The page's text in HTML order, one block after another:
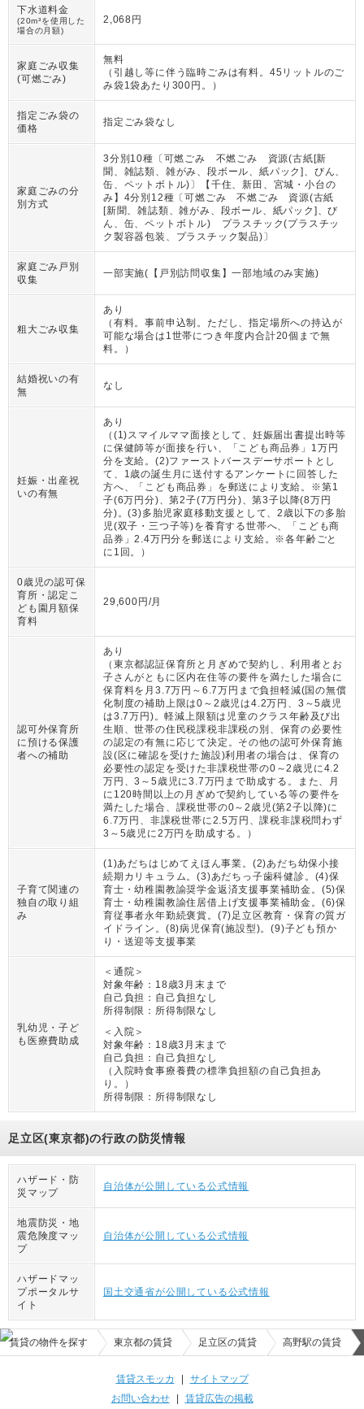
下水道料金
(20m³を使用した
場合の月額)
2,068円
家庭ごみ収集
(可燃ごみ)
無料
（ 引越し等に伴う臨時ごみは有料。45リットルのご
み袋1袋あたり300円。
）
指定ごみ袋の
価格
指定ごみ袋なし
家庭ごみの分
別方式
3分別10種〔可燃ごみ 不燃ごみ 資源(古紙[新
聞、雑誌類、雑がみ、段ボール、紙パック]、びん、
缶、ペットボトル)〕【千住、新田、宮城・小台の
み】4分別12種〔可燃ごみ 不燃ごみ 資源(古紙
[新聞、雑誌類、雑がみ、段ボール、紙パック]、び
ん、缶、ペットボトル) プラスチック(プラスチッ
ク製容器包装、プラスチック製品)〕
家庭ごみ戸別
収集
一部実施(【戸別訪問収集】一部地域のみ実施)
粗大ごみ収集
あり
（ 有料。事前申込制。ただし、指定場所への持込が
可能な場合は1世帯につき年度内合計20個まで無
料。
）
結婚祝いの有
無
なし
妊娠・出産祝
いの有無
あり
（ (1)スマイルママ面接として、妊娠届出書提出時等
に保健師等が面接を行い、「こども商品券」1万円
分を支給。(2)ファーストバースデーサポートとし
て、1歳の誕生月に送付するアンケートに回答した
方へ、「こども商品券」を郵送により支給。※第1
子(6万円分)、第2子(7万円分)、第3子以降(8万円
分)。(3)多胎児家庭移動支援として、2歳以下の多胎
児(双子・三つ子等)を養育する世帯へ、「こども商
品券」2.4万円分を郵送により支給。※各年齢ごと
に1回。
）
0歳児の認可保
育所・認定こ
ども園月額保
育料
29,600円/月
認可外保育所
に預ける保護
者への補助
あり
（ 東京都認証保育所と月ぎめで契約し、利用者とお
子さんがともに区内在住等の要件を満たした場合に
保育料を月3.7万円～6.7万円まで負担軽減(国の無償
化制度の補助上限は0～2歳児は4.2万円、3～5歳児
は3.7万円)。軽減上限額は児童のクラス年齢及び出
生順、世帯の住民税課税非課税の別、保育の必要性
の認定の有無に応じて決定。その他の認可外保育施
設(区に確認を受けた施設)利用者の場合は、保育の
必要性の認定を受けた非課税世帯の0～2歳児に4.2
万円、3～5歳児に3.7万円まで助成する。また、月
に120時間以上の月ぎめで契約している等の要件を
満たした場合、課税世帯の0～2歳児(第2子以降)に
6.7万円、非課税世帯に2.5万円、課税非課税問わず
3～5歳児に2万円を助成する。
）
子育て関連の
独自の取り組
み
(1)あだちはじめてえほん事業。(2)あだち幼保小接
続期カリキュラム。(3)あだちっ子歯科健診。(4)保
育士・幼稚園教諭奨学金返済支援事業補助金。(5)保
育士・幼稚園教諭住居借上げ支援事業補助金。(6)保
育従事者永年勤続褒賞。(7)足立区教育・保育の質ガ
イドライン。(8)病児保育(施設型)。(9)子ども預か
り・送迎等支援事業
乳幼児・子ど
も医療費助成
＜通院＞
対象年齢： 18歳3月末まで
自己負担： 自己負担なし
所得制限： 所得制限なし
＜入院＞
対象年齢： 18歳3月末まで
自己負担： 自己負担なし
（ 入院時食事療養費の標準負担額の自己負担あ
り。
）
所得制限： 所得制限なし
足立区(東京都)の行政の防災情報
ハザード・防
災マップ
自治体が公開している公式情報
地震防災・地
震危険度マッ
プ
自治体が公開している公式情報
ハザードマッ
プポータルサ
イト
国土交通省が公開している公式情報
賃貸の物件を探す 東京都の賃貸 足立区の賃貸 高野駅の賃貸
賃貸スモッカ
サイトマップ
お問い合わせ| 賃貸広告の掲載